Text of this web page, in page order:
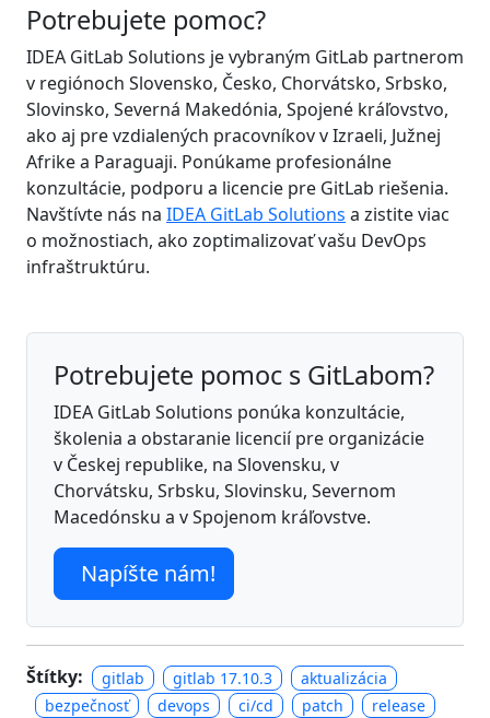
Potrebujete pomoc?
IDEA GitLab Solutions je vybraným GitLab partnerom
v regiónoch Slovensko, Česko, Chorvátsko, Srbsko,
Slovinsko, Severná Makedónia, Spojené kráľovstvo,
ako aj pre vzdialených pracovníkov v Izraeli, Južnej
Afrike a Paraguaji. Ponúkame profesionálne
konzultácie, podporu a licencie pre GitLab riešenia.
Navštívte nás na IDEA GitLab Solutions a zistite viac
o možnostiach, ako zoptimalizovať vašu DevOps
infraštruktúru.
Potrebujete pomoc s GitLabom?
IDEA GitLab Solutions ponúka konzultácie,
školenia a obstaranie licencií pre organizácie
v Českej republike, na Slovensku, v
Chorvátsku, Srbsku, Slovinsku, Severnom
Macedónsku a v Spojenom kráľovstve.
Napíšte nám!
Štítky: gitlab gitlab 17.10.3
aktualizácia
bezpečnosť
devops ci/cd patch
release